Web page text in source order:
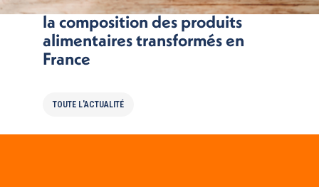
la composition des produits
alimentaires transformés en
France
TOUTE L'ACTUALITÉ